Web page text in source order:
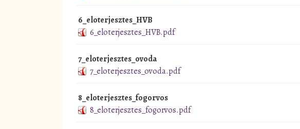
6_eloterjesztes_HVB
6_eloterjesztes_HVB.pdf
7_eloterjesztes_ovoda
7_eloterjesztes_ovoda.pdf
8_eloterjesztes_fogorvos
8_eloterjesztes_fogorvos.pdf